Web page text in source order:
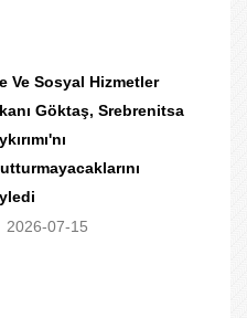
Ve Sosyal Hizmetler
Göktaş, Srebrenitsa
2026-07-15